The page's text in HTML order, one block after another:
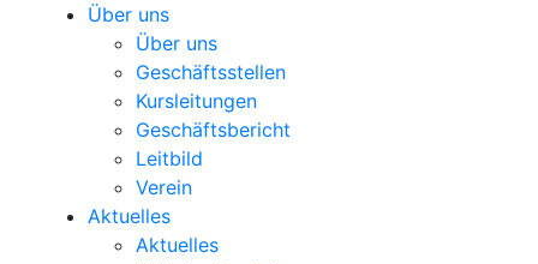
Über uns
Über uns
Geschäftsstellen
Kursleitungen
Geschäftsbericht
Leitbild
Verein
Aktuelles
Aktuelles